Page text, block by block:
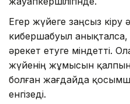
Егер жүйеге заңсыз кіру
кибершабуыл анықталса,
әрекет етуге міндетті.
жүйенің жұмысын
болған жағдайда
енгізеді.